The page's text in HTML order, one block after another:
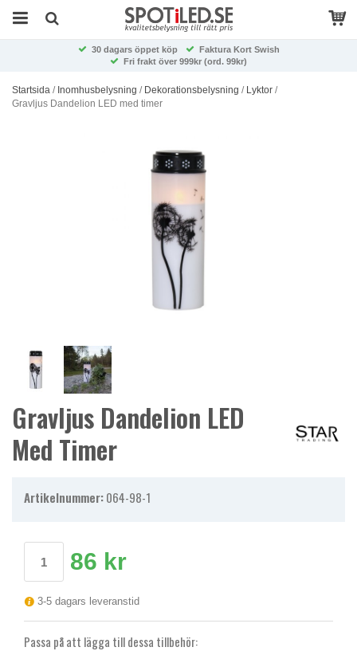
30 dagars öppet köp
Faktura Kort Swish
Fri frakt över 999kr (ord. 99kr)
Startsida / Inomhusbelysning / Dekorationsbelysning / Lyktor /
Gravljus Dandelion LED med timer
Gravljus Dandelion LED
Med Timer
Artikelnummer:064-98-1
86 kr
3-5 dagars leveranstid
Passa på att lägga till dessa tillbehör: